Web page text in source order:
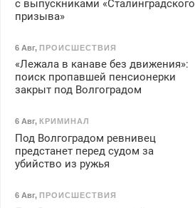
с выпускниками «Сталинградского
призыва»
6 Авг, ПРОИСШЕСТВИЯ
«Лежала в канаве без движения»:
поиск пропавшей пенсионерки
закрыт под Волгоградом
6 Авг, КРИМИНАЛ
Под Волгоградом ревнивец
предстанет перед судом за
убийство из ружья
6 Авг, ПРОИСШЕСТВИЯ